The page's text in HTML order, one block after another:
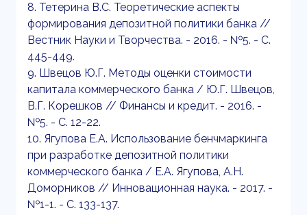
8. Тетерина В.С. Теоретические аспекты
формирования депозитной политики банка //
Вестник Науки и Творчества. - 2016. - №5. - С.
445-449.
9. Швецов Ю.Г. Методы оценки стоимости
капитала коммерческого банка / Ю.Г. Швецов,
В.Г. Корешков // Финансы и кредит. - 2016. -
№5. - С. 12-22.
10. Ягупова Е.А. Использование бенчмаркинга
при разработке депозитной политики
коммерческого банка / Е.А. Ягупова, А.Н.
Доморников // Инновационная наука. - 2017. -
№1-1. - С. 133-137.